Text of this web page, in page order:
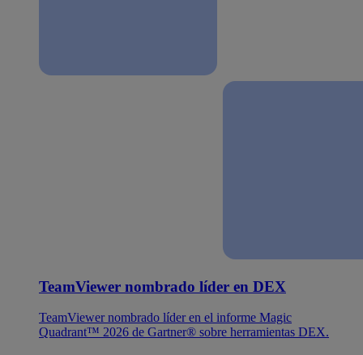
TeamViewer nombrado líder en DEX
TeamViewer nombrado líder en el informe Magic
Quadrant™ 2026 de Gartner® sobre herramientas DEX.